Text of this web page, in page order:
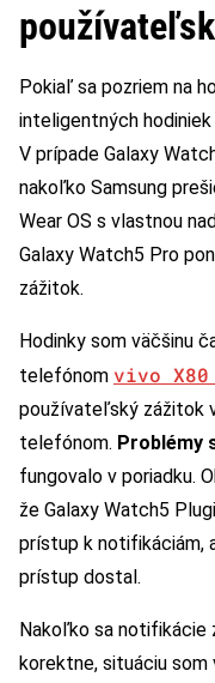
Pokiaľ sa pozriem na
inteligentných
V prípade Galaxy
nakoľko Samsung
Wear OS s vlastnou
Galaxy Watch5 Pro
zážitok.
Hodinky som väčšinu
telefónom vivo X80
používateľský zážitok
telefónom. Problémy
fungovalo v poriadku.
že Galaxy Watch5
prístup k notifikáciám,
prístup dostal.
Nakoľko sa notifikácie
korektne, situáciu